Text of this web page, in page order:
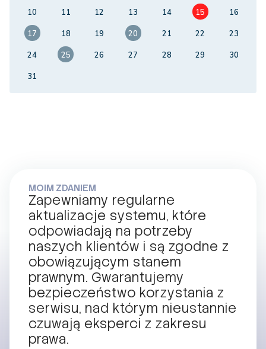
10
11 12 13 14 15
16
17
18 19 20 21 22
23
24
25 26 27 28 29
30
31
MOIM ZDANIEM
Zapewniamy regularne
aktualizacje systemu, które
odpowiadają na potrzeby
naszych klientów i są zgodne z
obowiązującym stanem
prawnym. Gwarantujemy
bezpieczeństwo korzystania z
serwisu, nad którym nieustannie
czuwają eksperci z zakresu
prawa.